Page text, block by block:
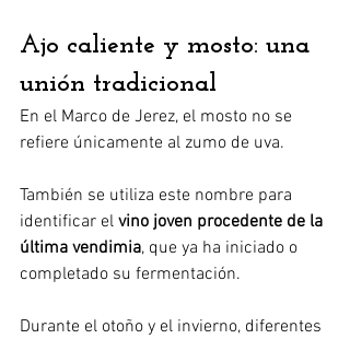
Ajo caliente y mosto: una
unión tradicional
En el Marco de Jerez, el mosto no se
refiere únicamente al zumo de uva.
También se utiliza este nombre para
identificar el vino joven procedente de la
última vendimia, que ya ha iniciado o
completado su fermentación.
Durante el otoño y el invierno, diferentes